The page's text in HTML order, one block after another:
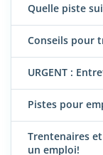
Quelle piste
Conseils pour
URGENT :
Pistes pour
Trentenaires
un emploi!